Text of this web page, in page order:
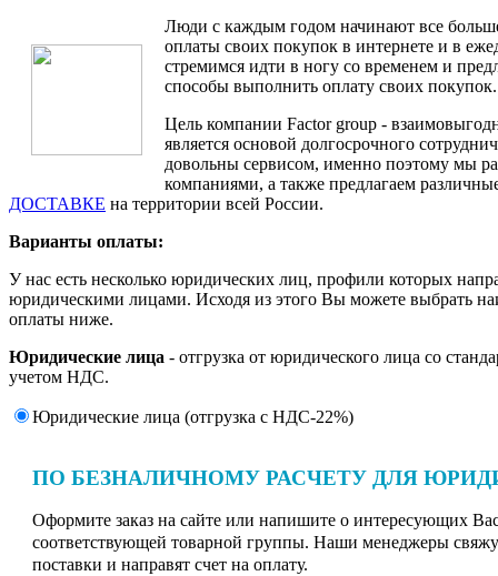
Люди с каждым годом начинают все
оплаты своих покупок в интернете и в
стремимся идти в ногу со временем и
способы выполнить оплату своих покупок.
Цель компании Factor group -
является основой долгосрочного
довольны сервисом, именно поэтому мы
компаниями, а также предлагаем
ДОСТАВКЕ на территории всей России.
Варианты оплаты:
У нас есть несколько юридических лиц, профили которых
юридическими лицами. Исходя из этого Вы можете выбрать
оплаты ниже.
Юридические лица - отгрузка от юридического лица со
учетом НДС.
Юридические лица (отгрузка c НДС-22%)
ПО БЕЗНАЛИЧНОМУ РАСЧЕТУ ДЛЯ
Оформите заказ на сайте или напишите о интересующих
соответствующей товарной группы. Наши менеджеры
поставки и направят счет на оплату.